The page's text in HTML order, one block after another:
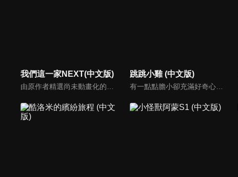
我們這一家NEXT(中文版) 跳跳小雞 (中文版)
有一點點膽小卻充滿好奇心的「帶骨雞」，和總是用小跳步靠過來的舞蹈老師「小跳步青蛙老師」，以及其他具有獨特個性的夥伴們跳舞大活耀！在家裡和各種地方以「身體動了，心也舞動了起來♪」為主題的角色人物。這是關於不可思議的夥伴們與愉快舞蹈的故事。